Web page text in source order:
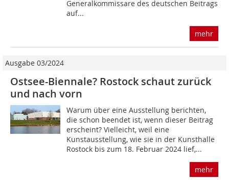
Generalkommissare des deutschen Beitrags
auf...
mehr
Ausgabe 03/2024
Ostsee-Biennale? Rostock schaut zurück
und nach vorn
Warum über eine Ausstellung berichten,
die schon beendet ist, wenn dieser Beitrag
erscheint? Vielleicht, weil eine
Kunstausstellung, wie sie in der Kunsthalle
Rostock bis zum 18. Februar 2024 lief,...
mehr